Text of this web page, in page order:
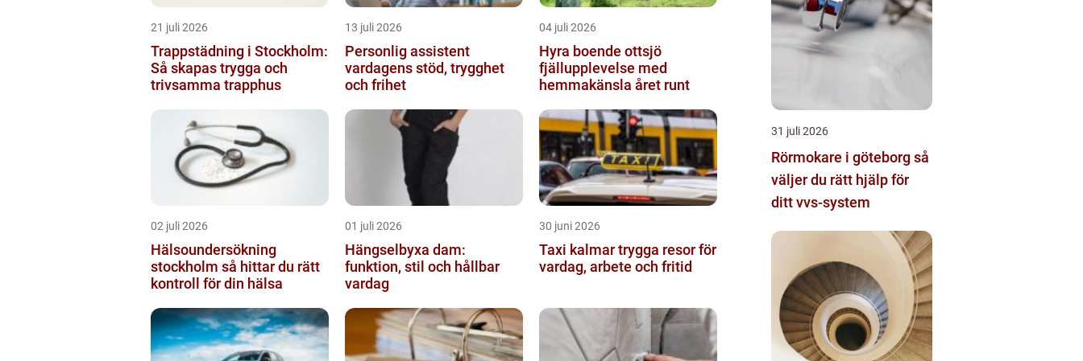
21 juli 2026
Trappstädning i Stockholm:
Så skapas trygga och
trivsamma trapphus
13 juli 2026
Personlig assistent
vardagens stöd, trygghet
och frihet
04 juli 2026
Hyra boende ottsjö
fjällupplevelse med
hemmakänsla året runt
02 juli 2026
Hälsoundersökning
stockholm så hittar du rätt
kontroll för din hälsa
01 juli 2026
Hängselbyxa dam:
funktion, stil och hållbar
vardag
30 juni 2026
Taxi kalmar trygga resor för
vardag, arbete och fritid
31 juli 2026
Rörmokare i göteborg så
väljer du rätt hjälp för
ditt vvs-system